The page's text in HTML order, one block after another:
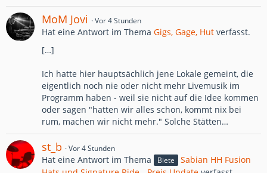
MoM Jovi Vor 4 Stunden
Hat eine Antwort im Thema Gigs, Gage, Hut verfasst.
[…]
Ich hatte hier hauptsächlich jene Lokale gemeint, die
eigentlich noch nie oder nicht mehr Livemusik im
Programm haben - weil sie nicht auf die Idee kommen
oder sagen "hatten wir alles schon, kommt nix bei
rum, machen wir nicht mehr." Solche Stätten…
st_b Vor 4 Stunden
Hat eine Antwort im Thema Biete
Sabian HH Fusion